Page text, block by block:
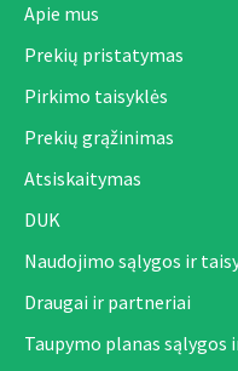
vitaminas E (3a700) 200
biotinas (3a880) 0,6 mg,
15 mg, manganas (3b504)
selenas (3b8,10) 0,05
NAUDOJIMO METODAS:
Dėl „Brit VD“ vartojimo
Apie mus
Prekių pristatymas
Pirkimo taisyklės
Prekių grąžinimas
Atsiskaitymas
DUK
Naudojimo sąlygos ir
Draugai ir partneriai
Taupymo planas sąlygos